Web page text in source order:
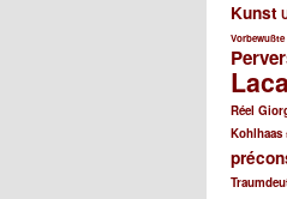
r
c
h
e
Kunst
Vorbewußte
Réel
Kohlhaas